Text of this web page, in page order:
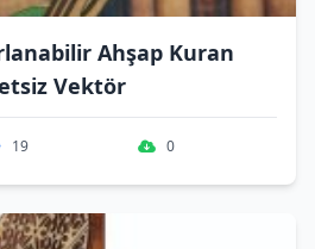
Ahşap Kuran
Vektör
19 0